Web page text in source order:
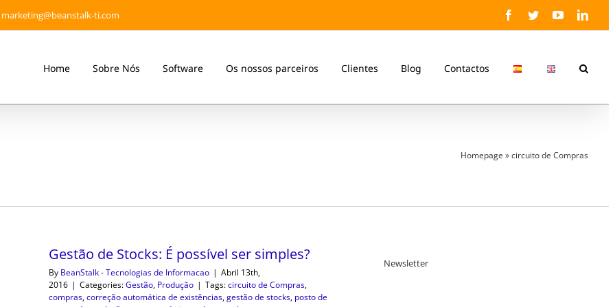
marketing@beanstalk-ti.com Facebook
TwitterYouTube
Home Sobre Nós Software Os nossos parceiros Clientes Blog Contactos
Homepage »circuito de Compras
Gestão de Stocks: É possível ser simples?
By BeanStalk - Tecnologias de Informacao | Abril 13th,
2016 | Categories:Gestão, Produção | Tags:circuito de Compras,
compras,correção automática de existências,gestão de stocks, posto de
Newsletter